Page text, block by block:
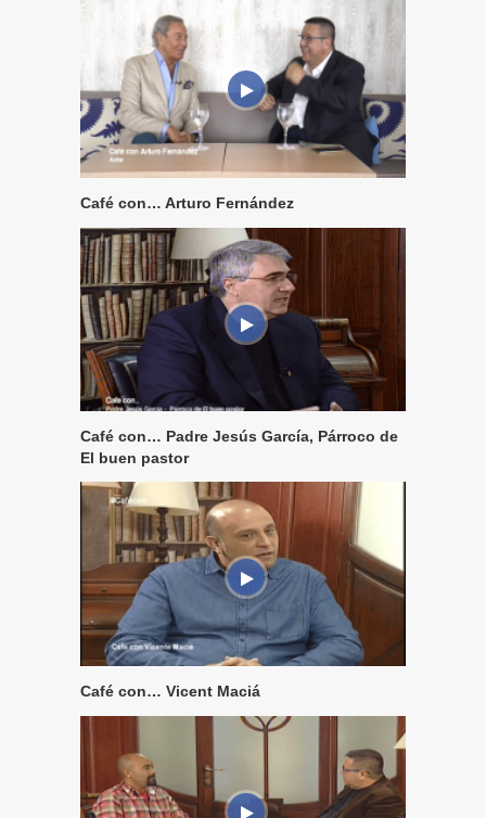
Café con… Arturo Fernández
Café con… Padre Jesús García, Párroco de
El buen pastor
Café con… Vicent Maciá